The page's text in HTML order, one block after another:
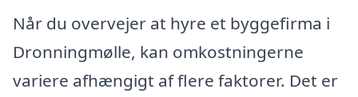
Når du overvejer at hyre et byggefirma i
Dronningmølle, kan omkostningerne
variere afhængigt af flere faktorer. Det er